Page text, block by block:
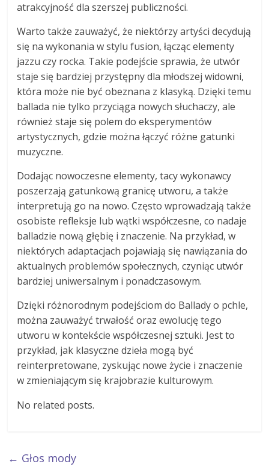
atrakcyjność dla szerszej publiczności.
Warto także zauważyć, że niektórzy artyści decydują
się na wykonania w stylu fusion, łącząc elementy
jazzu czy rocka. Takie podejście sprawia, że utwór
staje się bardziej przystępny dla młodszej widowni,
która może nie być obeznana z klasyką. Dzięki temu
ballada nie tylko przyciąga nowych słuchaczy, ale
również staje się polem do eksperymentów
artystycznych, gdzie można łączyć różne gatunki
muzyczne.
Dodając nowoczesne elementy, tacy wykonawcy
poszerzają gatunkową granicę utworu, a także
interpretują go na nowo. Często wprowadzają także
osobiste refleksje lub wątki współczesne, co nadaje
balladzie nową głębię i znaczenie. Na przykład, w
niektórych adaptacjach pojawiają się nawiązania do
aktualnych problemów społecznych, czyniąc utwór
bardziej uniwersalnym i ponadczasowym.
Dzięki różnorodnym podejściom do Ballady o pchle,
można zauważyć trwałość oraz ewolucję tego
utworu w kontekście współczesnej sztuki. Jest to
przykład, jak klasyczne dzieła mogą być
reinterpretowane, zyskując nowe życie i znaczenie
w zmieniającym się krajobrazie kulturowym.
No related posts.
← Głos mody